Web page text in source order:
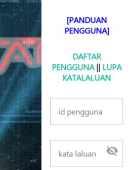
[PANDUAN
PENGGUNA]
DAFTAR
PENGGUNA|| LUPA
KATALALUAN